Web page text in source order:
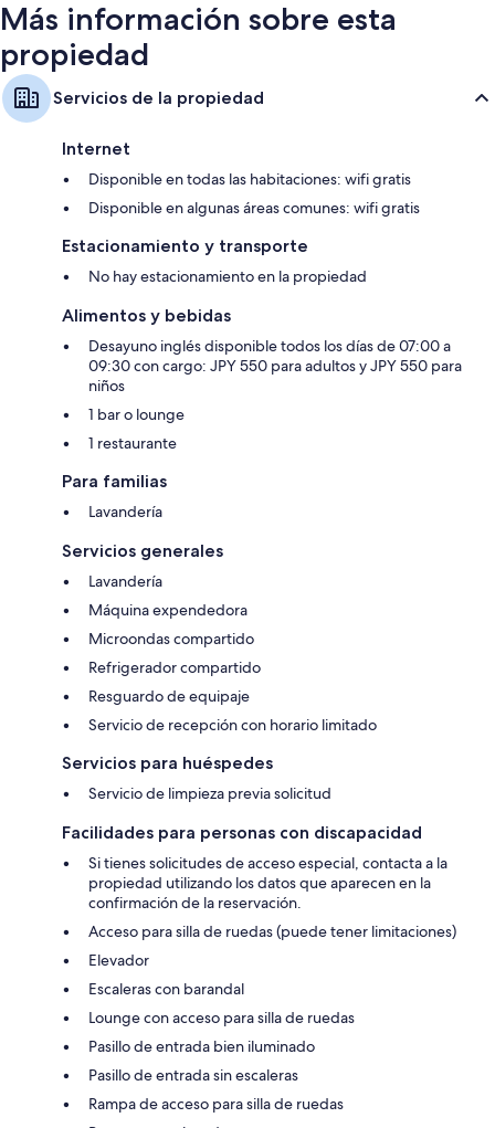
Más información sobre esta
propiedad
Servicios de la propiedad
Internet
Disponible en todas las habitaciones: wifi gratis
Disponible en algunas áreas comunes: wifi gratis
Estacionamiento y transporte
No hay estacionamiento en la propiedad
Alimentos y bebidas
Desayuno inglés disponible todos los días de 07:00 a
09:30 con cargo: JPY 550 para adultos y JPY 550 para
niños
1 bar o lounge
1 restaurante
Para familias
Lavandería
Servicios generales
Lavandería
Máquina expendedora
Microondas compartido
Refrigerador compartido
Resguardo de equipaje
Servicio de recepción con horario limitado
Servicios para huéspedes
Servicio de limpieza previa solicitud
Facilidades para personas con discapacidad
Si tienes solicitudes de acceso especial, contacta a la
propiedad utilizando los datos que aparecen en la
confirmación de la reservación.
Acceso para silla de ruedas (puede tener limitaciones)
Elevador
Escaleras con barandal
Lounge con acceso para silla de ruedas
Pasillo de entrada bien iluminado
Pasillo de entrada sin escaleras
Rampa de acceso para silla de ruedas